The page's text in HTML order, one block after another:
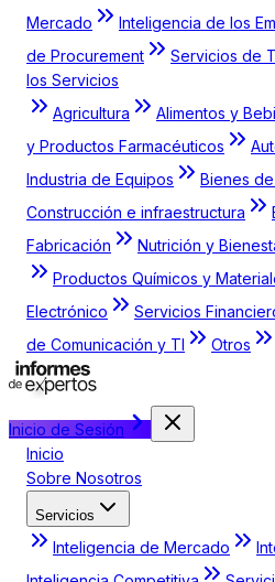
Mercado
Inteligencia de los
de Procurement
Servicios de
los Servicios
Agricultura
Alimentos y
y Productos Farmacéuticos
Industria de Equipos
Bienes
Construcción e infraestructura
Fabricación
Nutrición y
Productos Químicos y
Electrónico
Servicios
de Comunicación y TI
Otros
Inicio de Sesión
Inicio
Sobre Nosotros
Servicios
Inteligencia de Mercado